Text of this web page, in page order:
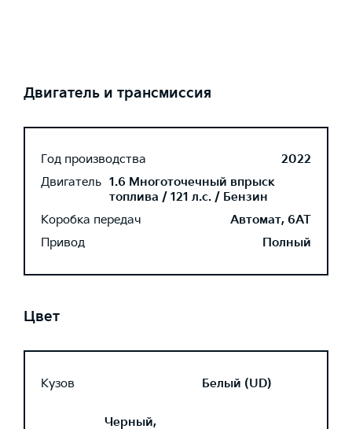
Двигатель и трансмиссия
Год производства
2022
Двигатель 1.6 Многоточечный впрыск
топлива / 121 л.с. / Бензин
Коробка передач
Автомат, 6AT
Привод
Полный
Цвет
Кузов Белый (UD)
Черный,